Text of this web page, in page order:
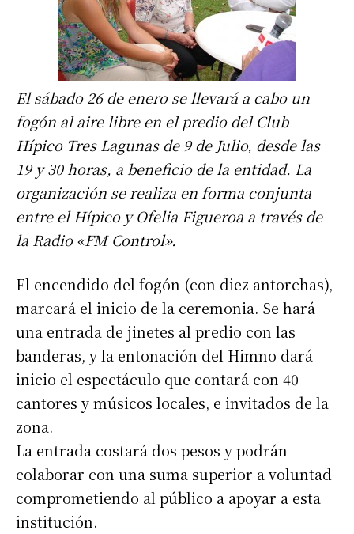
El sábado 26 de enero se llevará a cabo un
fogón al aire libre en el predio del Club
Hípico Tres Lagunas de 9 de Julio, desde las
19 y 30 horas, a beneficio de la entidad. La
organización se realiza en forma conjunta
entre el Hípico y Ofelia Figueroa a través de
la Radio «FM Control».
El encendido del fogón (con diez antorchas),
marcará el inicio de la ceremonia. Se hará
una entrada de jinetes al predio con las
banderas, y la entonación del Himno dará
inicio el espectáculo que contará con 40
cantores y músicos locales, e invitados de la
zona.
La entrada costará dos pesos y podrán
colaborar con una suma superior a voluntad
comprometiendo al público a apoyar a esta
institución.